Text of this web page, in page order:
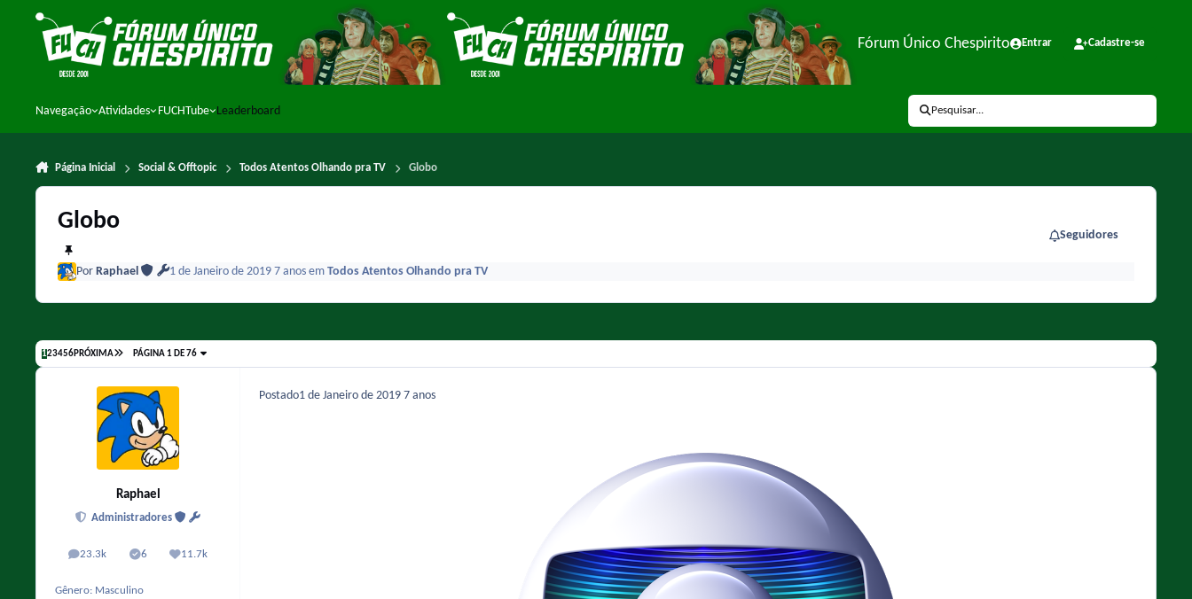
Ir para conteúdo
Fórum Único Chespirito Entrar Cadastre-se
Navegação Atividades FUCHTube Leaderboard Pesquisar...
Página Inicial Social & Offtopic Todos Atentos Olhando pra TV Globo
Globo
Seguidores
Por Raphael 1 de Janeiro de 2019 7 anos em Todos Atentos Olhando pra TV
123456PRÓXIMA PÁGINA 1 DE 76
Raphael
Administradores
23.3k
posts 6
Solutions11.7k
Reputação
Gênero: Masculino
Postado1 de Janeiro de 2019 7 anos